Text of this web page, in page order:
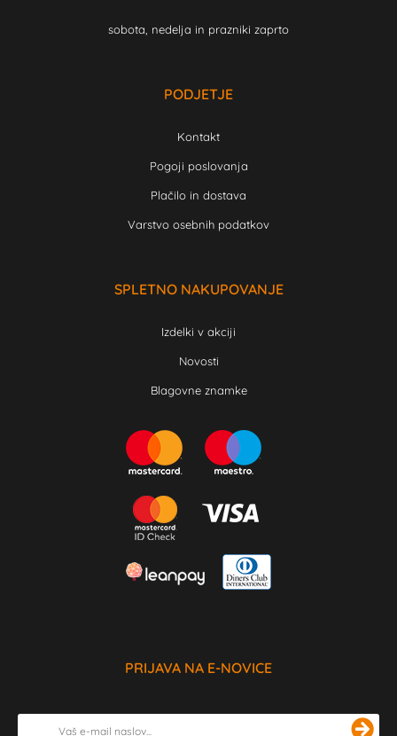
sobota, nedelja in prazniki zaprto
PODJETJE
Kontakt
Pogoji poslovanja
Plačilo in dostava
Varstvo osebnih podatkov
SPLETNO NAKUPOVANJE
Izdelki v akciji
Novosti
Blagovne znamke
PRIJAVA NA E-NOVICE